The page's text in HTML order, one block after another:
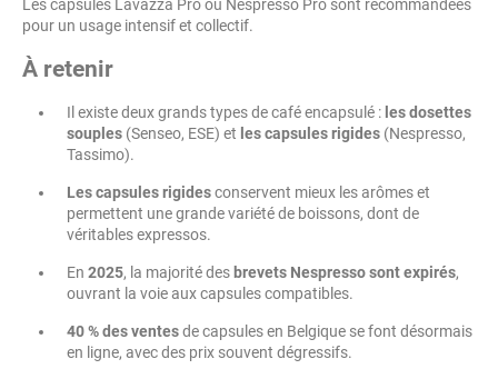
Les capsules Lavazza Pro ou Nespresso Pro sont recommandées
pour un usage intensif et collectif.
À retenir
Il existe deux grands types de café encapsulé : les dosettes
souples (Senseo, ESE) et les capsules rigides (Nespresso,
Tassimo).
Les capsules rigidesconservent mieux les arômes et
permettent une grande variété de boissons, dont de
véritables expressos.
En 2025, la majorité des brevets Nespresso sont expirés,
ouvrant la voie aux capsules compatibles.
40 % des ventesde capsules en Belgique se font désormais
en ligne, avec des prix souvent dégressifs.